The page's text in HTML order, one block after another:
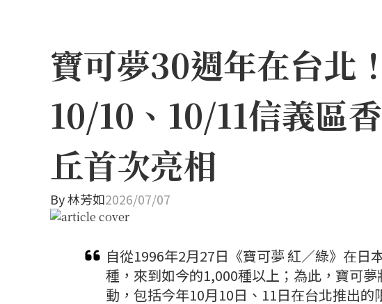
寶可夢30週年在台北
10/10、10/11信義區
丘首次亮相
By林芳如2026/07/07
自從1996年2月27日《寶可夢 紅／綠》在
種，來到如今的1,000種以上；為此，寶可
動，包括今年10月10日、11日在台北推出